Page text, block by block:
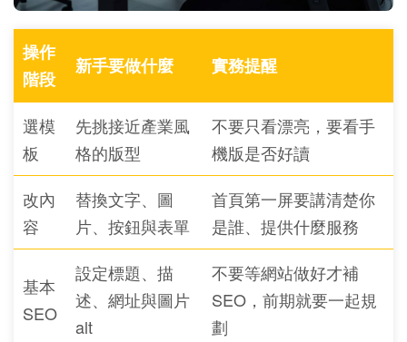
操作
階段
新手要做什麼 實務提醒
選模
板
先挑接近產業風
格的版型
不要只看漂亮，要看手
機版是否好讀
改內
容
替換文字、圖
片、按鈕與表單
首頁第一屏要講清楚你
是誰、提供什麼服務
基本
SEO
設定標題、描
述、網址與圖片
alt
不要等網站做好才補
SEO，前期就要一起規
劃